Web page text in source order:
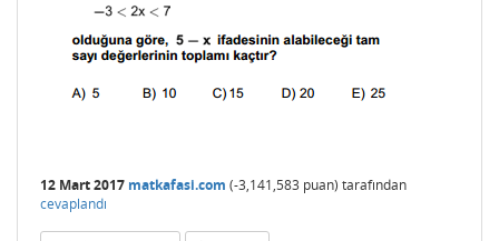
12 Mart 2017 matkafasi.com (-3,141,583 puan) tarafından
cevaplandı